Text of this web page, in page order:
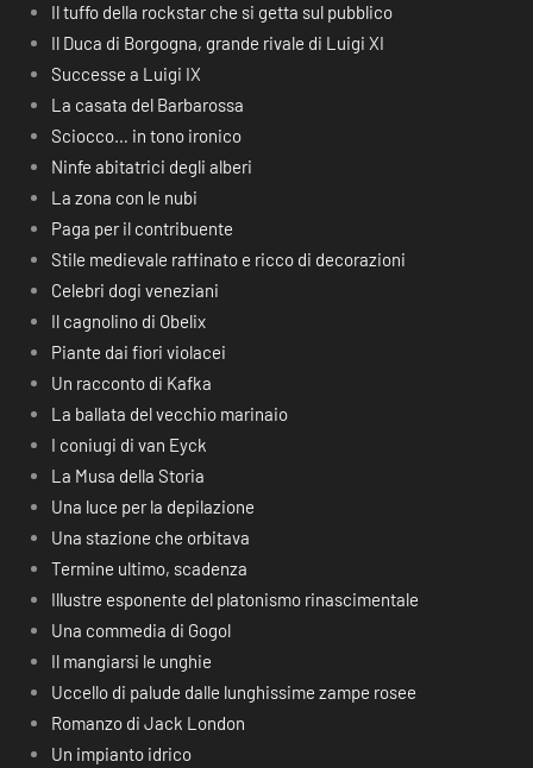
Il tuffo della rockstar che si getta sul pubblico
Il Duca di Borgogna, grande rivale di Luigi XI
Successe a Luigi IX
La casata del Barbarossa
Sciocco… in tono ironico
Ninfe abitatrici degli alberi
La zona con le nubi
Paga per il contribuente
Stile medievale raffinato e ricco di decorazioni
Celebri dogi veneziani
Il cagnolino di Obelix
Piante dai fiori violacei
Un racconto di Kafka
La ballata del vecchio marinaio
I coniugi di van Eyck
La Musa della Storia
Una luce per la depilazione
Una stazione che orbitava
Termine ultimo, scadenza
Illustre esponente del platonismo rinascimentale
Una commedia di Gogol
Il mangiarsi le unghie
Uccello di palude dalle lunghissime zampe rosee
Romanzo di Jack London
Un impianto idrico